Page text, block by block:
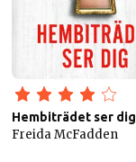
Hembiträdet ser dig
Freida McFadden